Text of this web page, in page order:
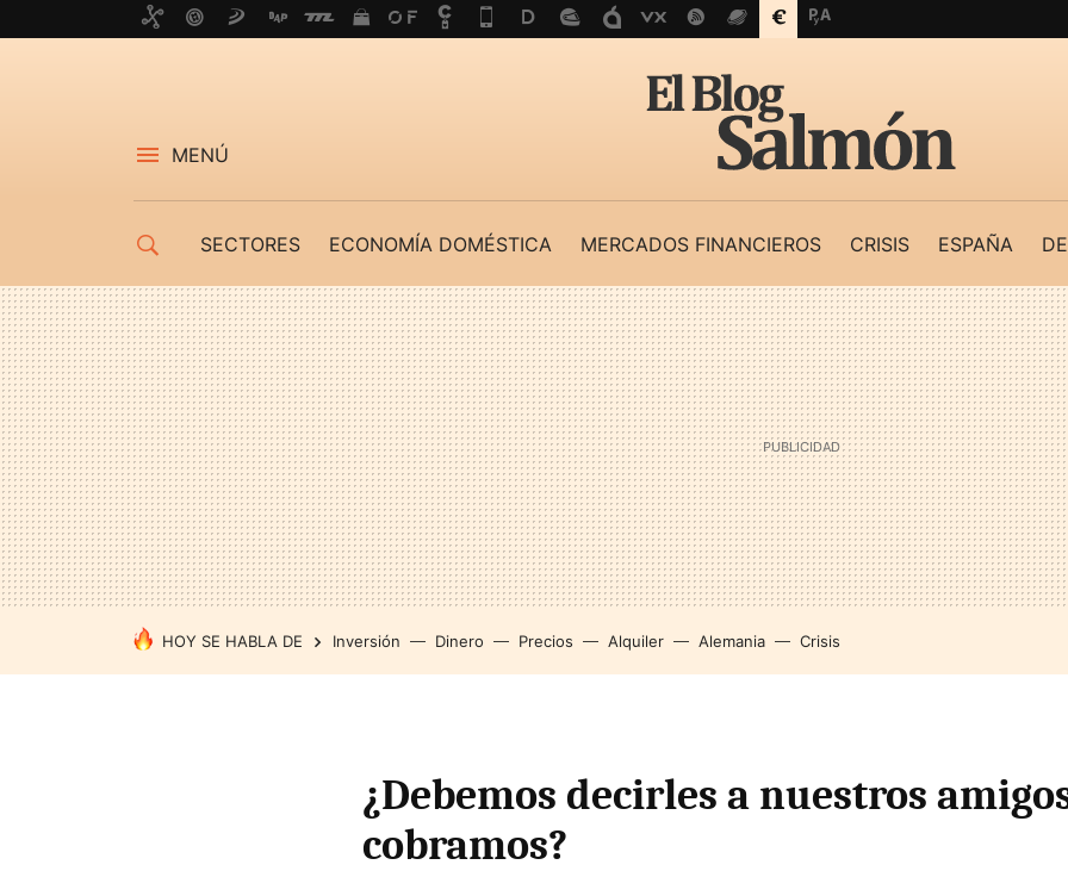
MENÚ
SECTORES ECONOMÍA DOMÉSTICA MERCADOS FINANCIEROS CRISIS ESPAÑA
HOY SE HABLA DE Inversión Dinero Precios Alquiler Alemania Crisis
¿Debemos decirles a nuestros
cobramos?